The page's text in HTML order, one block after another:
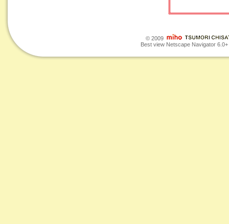
© 2009
Best view Netscape Navigator